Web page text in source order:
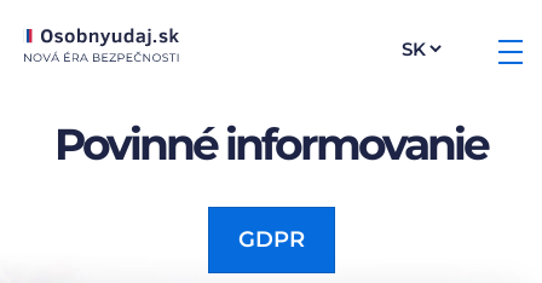
Povinné informovanie
GDPR